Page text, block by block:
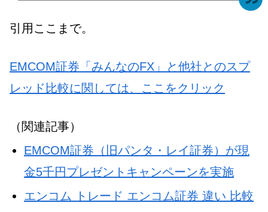
引用ここまで。
EMCOM証券「みんなのFX」と他社とのスプ
レッド比較に関しては、ここをクリック
（関連記事）
EMCOM証券（旧パンタ・レイ証券）が現
金5千円プレゼントキャンペーンを実施
エンコム トレード エンコム証券 違い 比較